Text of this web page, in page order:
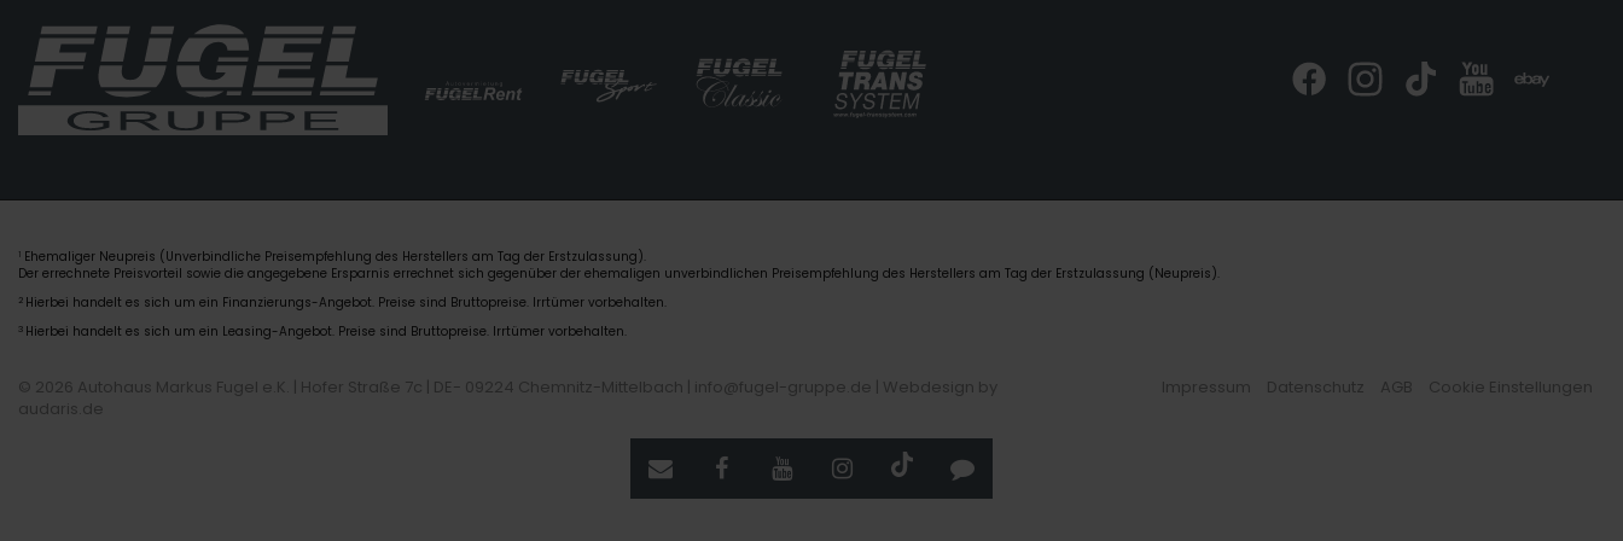
1 Ehemaliger Neupreis (Unverbindliche Preisempfehlung des Herstellers am Tag der Erstzulassung).
Der errechnete Preisvorteil sowie die angegebene Ersparnis errechnet sich gegenüber der ehemaligen unverbindlichen Preisempfehlung des Herstellers am Tag der Erstzulassung (Neupreis).
2 Hierbei handelt es sich um ein Finanzierungs-Angebot. Preise sind Bruttopreise. Irrtümer vorbehalten.
3 Hierbei handelt es sich um ein Leasing-Angebot. Preise sind Bruttopreise. Irrtümer vorbehalten.
© 2026 Autohaus Markus Fugel e.K. | Hofer Straße 7c | DE- 09224 Chemnitz-Mittelbach | info@fugel-gruppe.de | Webdesign by
audaris.de
Impressum Datenschutz AGB Cookie Einstellungen